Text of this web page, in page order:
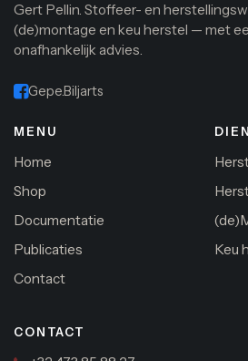
Gert Pellin. Stoffeer- en
(de)montage en keu herstel — met
onafhankelijk advies.
Gepe.Biljarts
MENU
Home
Shop
Documentatie
Publicaties
Contact
Keu
CONTACT